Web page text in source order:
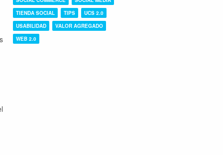
TIENDA SOCIAL
TIPS
UCS 2.0
USABILIDAD
VALOR AGREGADO
WEB 2.0